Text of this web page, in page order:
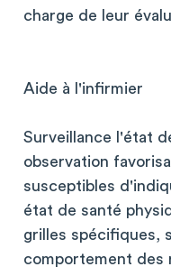
charge de leur
Aide à l'infirmier
Surveillance l'état
observation
susceptibles
état de santé
grilles spécifiques,
comportement des